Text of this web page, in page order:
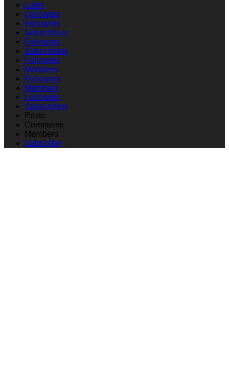
Likes
Followers
Followers
Subscribers
Followers
Subscribers
Followers
Members
Followers
Members
Followers
Subscribers
Posts
Comments
Members
Subscribe